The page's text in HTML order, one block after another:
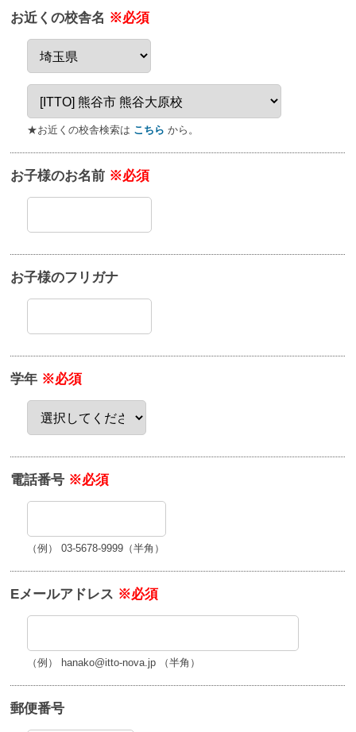
お近くの校舎名 ※必須
★お近くの校舎検索は こちら から。
お子様のお名前 ※必須
お子様のフリガナ
学年 ※必須
電話番号 ※必須
（例） 03-5678-9999（半角）
Eメールアドレス ※必須
（例） hanako@itto-nova.jp （半角）
郵便番号